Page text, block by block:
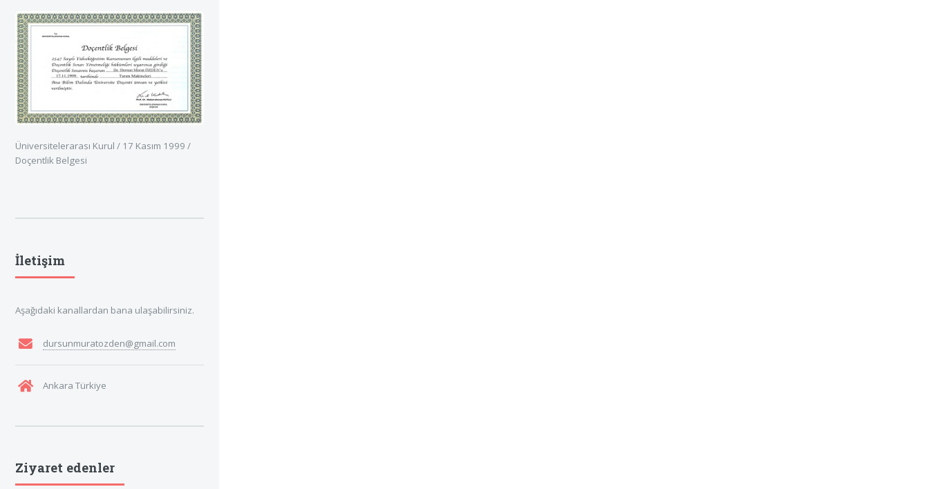
Üniversitelerarası Kurul / 17 Kasım 1999 /
Doçentlik Belgesi
İletişim
Aşağıdaki kanallardan bana ulaşabilirsiniz.
dursunmuratozden@gmail.com
Ankara Türkiye
Ziyaret edenler